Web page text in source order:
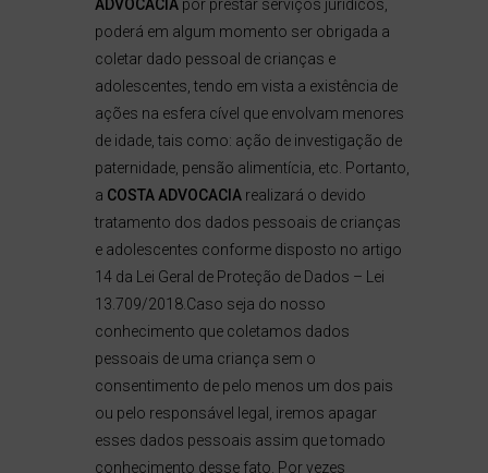
ADVOCACIApor prestar serviços jurídicos,
poderá em algum momento ser obrigada a
coletar dado pessoal de crianças e
adolescentes, tendo em vista a existência de
ações na esfera cível que envolvam menores
de idade, tais como: ação de investigação de
paternidade, pensão alimentícia, etc. Portanto,
a COSTA ADVOCACIArealizará o devido
tratamento dos dados pessoais de crianças
e adolescentes conforme disposto no artigo
14 da Lei Geral de Proteção de Dados – Lei
13.709/2018.Caso seja do nosso
conhecimento que coletamos dados
pessoais de uma criança sem o
consentimento de pelo menos um dos pais
ou pelo responsável legal, iremos apagar
esses dados pessoais assim que tomado
conhecimento desse fato. Por vezes